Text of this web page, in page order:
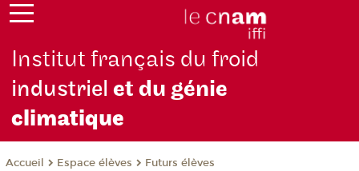
Institut français du froid
industrielet du génie
climatique
Accueil Espace élèves Futurs élèves